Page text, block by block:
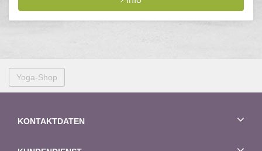
Yoga-Shop
KONTAKTDATEN